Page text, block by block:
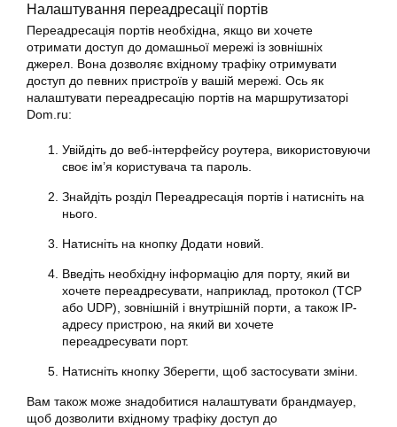
Налаштування переадресації портів
Переадресація портів необхідна, якщо ви хочете
отримати доступ до домашньої мережі із зовнішніх
джерел. Вона дозволяє вхідному трафіку отримувати
доступ до певних пристроїв у вашій мережі. Ось як
налаштувати переадресацію портів на маршрутизаторі
Dom.ru:
Увійдіть до веб-інтерфейсу роутера, використовуючи
своє ім’я користувача та пароль.
Знайдіть розділ Переадресація портів і натисніть на
нього.
Натисніть на кнопку Додати новий.
Введіть необхідну інформацію для порту, який ви
хочете переадресувати, наприклад, протокол (TCP
або UDP), зовнішній і внутрішній порти, а також IP-
адресу пристрою, на який ви хочете
переадресувати порт.
Натисніть кнопку Зберегти, щоб застосувати зміни.
Вам також може знадобитися налаштувати брандмауер,
щоб дозволити вхідному трафіку доступ до